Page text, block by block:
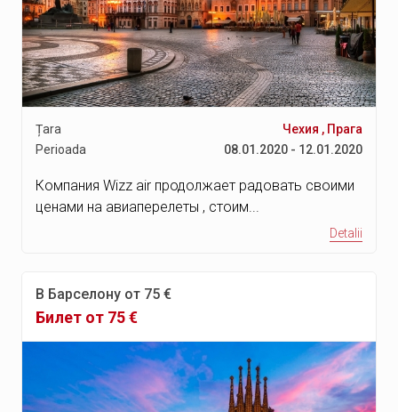
Țara Чехия , Прага
Perioada
08.01.2020 - 12.01.2020
Компания Wizz air продолжает радовать своими
ценами на авиаперелеты , стоим...
Detalii
В Барселону от 75 €
Билет от 75 €